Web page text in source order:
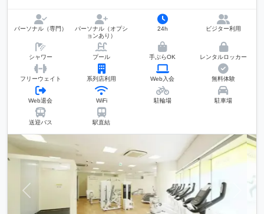
パーソナル（専門）
パーソナル（オプシ
ョンあり）
24h ビジター利用
シャワー プール 手ぶらOK レンタルロッカー
フリーウェイト 系列店利用 Web入会 無料体験
Web退会 WiFi 駐輪場 駐車場
送迎バス 駅直結
前へ